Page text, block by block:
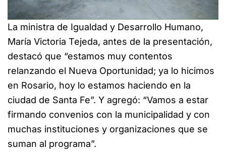
La ministra de Igualdad y Desarrollo Humano,
María Victoria Tejeda, antes de la presentación,
destacó que “estamos muy contentos
relanzando el Nueva Oportunidad; ya lo hicimos
en Rosario, hoy lo estamos haciendo en la
ciudad de Santa Fe”. Y agregó: “Vamos a estar
firmando convenios con la municipalidad y con
muchas instituciones y organizaciones que se
suman al programa”.